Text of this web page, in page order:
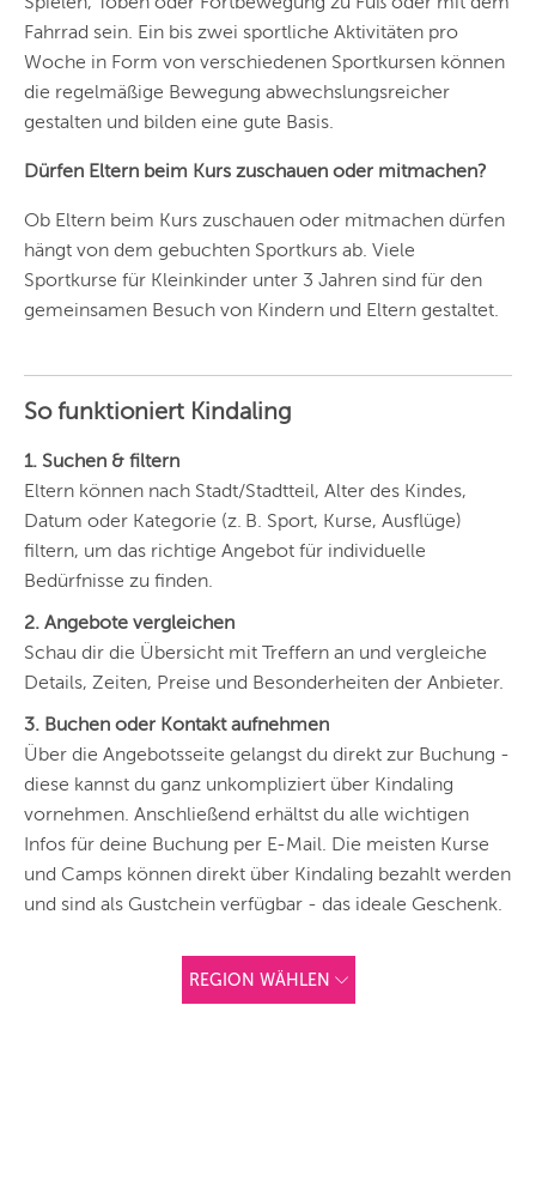
Fahrrad sein. Ein bis zwei sportliche Aktivitäten pro
Woche in Form von verschiedenen Sportkursen können
die regelmäßige Bewegung abwechslungsreicher
gestalten und bilden eine gute Basis.
Dürfen Eltern beim Kurs zuschauen oder mitmachen?
Ob Eltern beim Kurs zuschauen oder mitmachen dürfen
hängt von dem gebuchten Sportkurs ab. Viele
Sportkurse für Kleinkinder unter 3 Jahren sind für den
gemeinsamen Besuch von Kindern und Eltern gestaltet.
So funktioniert Kindaling
1. Suchen & filtern
Eltern können nach Stadt/Stadtteil, Alter des Kindes,
Datum oder Kategorie (z. B. Sport, Kurse, Ausflüge)
filtern, um das richtige Angebot für individuelle
Bedürfnisse zu finden.
2. Angebote vergleichen
Schau dir die Übersicht mit Treffern an und vergleiche
Details, Zeiten, Preise und Besonderheiten der Anbieter.
3. Buchen oder Kontakt aufnehmen
Über die Angebotsseite gelangst du direkt zur Buchung -
diese kannst du ganz unkompliziert über Kindaling
vornehmen. Anschließend erhältst du alle wichtigen
Infos für deine Buchung per E-Mail. Die meisten Kurse
und Camps können direkt über Kindaling bezahlt werden
und sind als Gustchein verfügbar - das ideale Geschenk.
REGION WÄHLEN